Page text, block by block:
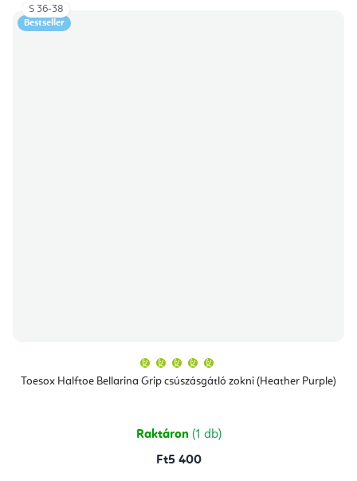
Bestseller
Toesox Halftoe Bellarina Grip csúszásgátló zokni (Heather Purple)
átlagos
értékelése
csillag.
Raktáron (1 db)
Ft5 400
S 36-38